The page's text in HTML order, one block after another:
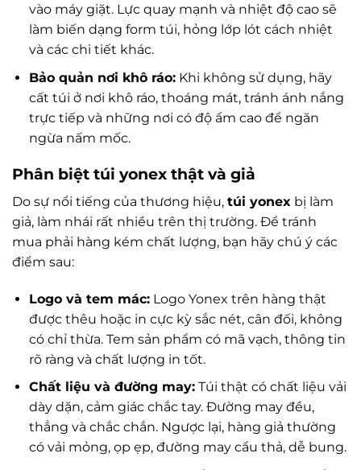
vào máy giặt. Lực quay mạnh và nhiệt độ cao sẽ
làm biến dạng form túi, hỏng lớp lót cách nhiệt
và các chi tiết khác.
Bảo quản nơi khô ráo:Khi không sử dụng, hãy
cất túi ở nơi khô ráo, thoáng mát, tránh ánh nắng
trực tiếp và những nơi có độ ẩm cao để ngăn
ngừa nấm mốc.
Phân biệt túi yonex thật và giả
Do sự nổi tiếng của thương hiệu, túi yonex bị làm
giả, làm nhái rất nhiều trên thị trường. Để tránh
mua phải hàng kém chất lượng, bạn hãy chú ý các
điểm sau:
Logo và tem mác:Logo Yonex trên hàng thật
được thêu hoặc in cực kỳ sắc nét, cân đối, không
có chỉ thừa. Tem sản phẩm có mã vạch, thông tin
rõ ràng và chất lượng in tốt.
Chất liệu và đường may:Túi thật có chất liệu vải
dày dặn, cảm giác chắc tay. Đường may đều,
thẳng và chắc chắn. Ngược lại, hàng giả thường
có vải mỏng, ọp ẹp, đường may cẩu thả, dễ bung.